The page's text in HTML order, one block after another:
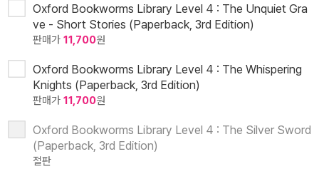
Oxford Bookworms Library Level 4 : The Unquiet Gra
ve - Short Stories (Paperback, 3rd Edition)
판매가 11,700원
Oxford Bookworms Library Level 4 : The Whispering
Knights (Paperback, 3rd Edition)
판매가 11,700원
Oxford Bookworms Library Level 4 : The Silver Sword
(Paperback, 3rd Edition)
절판